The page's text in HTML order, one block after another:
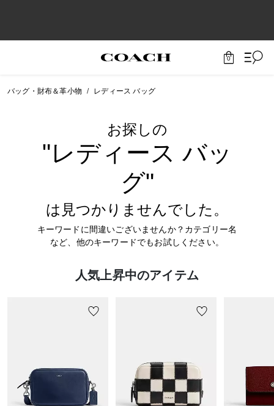
0
バッグ・財布＆革小物 レディース バッグ
お探しの
"レディース バッ
グ"
は見つかりませんでした。
キーワードに間違いございませんか？カテゴリー名
など、他のキーワードでもお試しください。
人気上昇中のアイテム